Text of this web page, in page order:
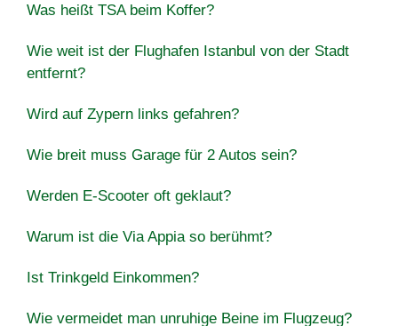
Was heißt TSA beim Koffer?
Wie weit ist der Flughafen Istanbul von der Stadt
entfernt?
Wird auf Zypern links gefahren?
Wie breit muss Garage für 2 Autos sein?
Werden E-Scooter oft geklaut?
Warum ist die Via Appia so berühmt?
Ist Trinkgeld Einkommen?
Wie vermeidet man unruhige Beine im Flugzeug?